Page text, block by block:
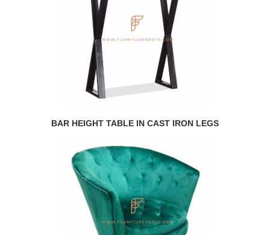
BAR HEIGHT TABLE IN CAST IRON LEGS